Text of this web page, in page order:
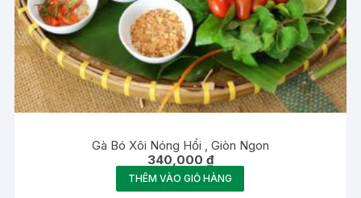
Gà Bó Xôi Nóng Hổi , Giòn Ngon
340,000 ₫
THÊM VÀO GIỎ HÀNG